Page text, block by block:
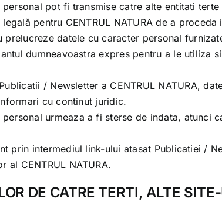
pot fi transmise catre alte entitati
pentru CENTRUL NATURA de a proceda
prelucreze datele cu caracter personal
dumneavoastra expres pentru a le utiliza
/ Newsletter a CENTRUL NATURA,
cu continut juridic.
urmeaza a fi sterse de indata, atunci
prin intermediul link-ului atasat Publicatiei /
al CENTRUL NATURA.
DE CATRE TERTI, ALTE